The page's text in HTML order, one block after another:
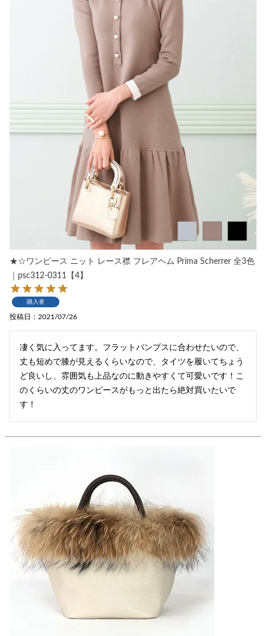
★☆ワンピース ニット レース襟 フレアヘム Prima Scherrer 全3色
｜psc312-0311【4】
購入者
投稿日 2021/07/26
凄く気に入ってます。フラットパンプスに合わせたいので、
丈も短めで膝が見えるくらいなので、タイツを履いてちょう
ど良いし、雰囲気も上品なのに動きやすくて可愛いです！こ
のくらいの丈のワンピースがもっと出たら絶対買いたいで
す！